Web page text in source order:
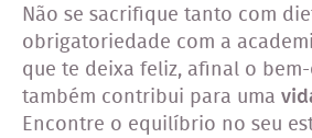
Não se sacrifique tanto com
obrigatoriedade com a
que te deixa feliz, afinal o
também contribui para uma
Encontre o equilíbrio no seu